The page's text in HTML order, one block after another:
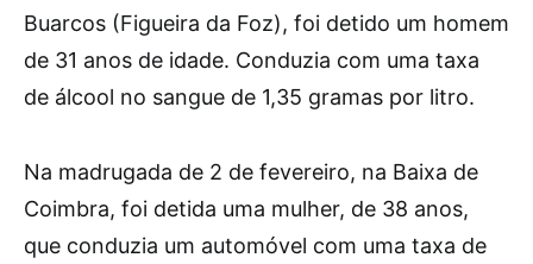
Buarcos (Figueira da Foz), foi detido um homem
de 31 anos de idade. Conduzia com uma taxa
de álcool no sangue de 1,35 gramas por litro.
Na madrugada de 2 de fevereiro, na Baixa de
Coimbra, foi detida uma mulher, de 38 anos,
que conduzia um automóvel com uma taxa de